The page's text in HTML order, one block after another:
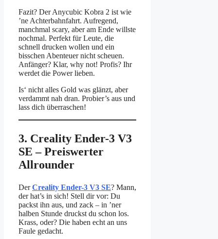
Fazit? Der Anycubic Kobra 2 ist wie
’ne Achterbahnfahrt. Aufregend,
manchmal scary, aber am Ende willste
nochmal. Perfekt für Leute, die
schnell drucken wollen und ein
bisschen Abenteuer nicht scheuen.
Anfänger? Klar, why not! Profis? Ihr
werdet die Power lieben.
Is‘ nicht alles Gold was glänzt, aber
verdammt nah dran. Probier’s aus und
lass dich überraschen!
3. Creality Ender-3 V3
SE – Preiswerter
Allrounder
DerCreality Ender-3 V3 SE? Mann,
der hat’s in sich! Stell dir vor: Du
packst ihn aus, und zack – in ’ner
halben Stunde druckst du schon los.
Krass, oder? Die haben echt an uns
Faule gedacht.